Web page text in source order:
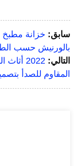
سابق: خزانة مطبخ
بالورنيش حسب
التالي:
2022
المقاوم للصدأ